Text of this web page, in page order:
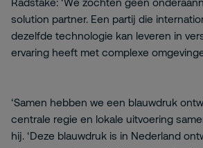
solution partner. Een partij die
dezelfde technologie kan leveren in
ervaring heeft met complexe
‘Samen hebben we een blauwdruk
centrale regie en lokale uitvoering
hij. ‘Deze blauwdruk is in Nederland